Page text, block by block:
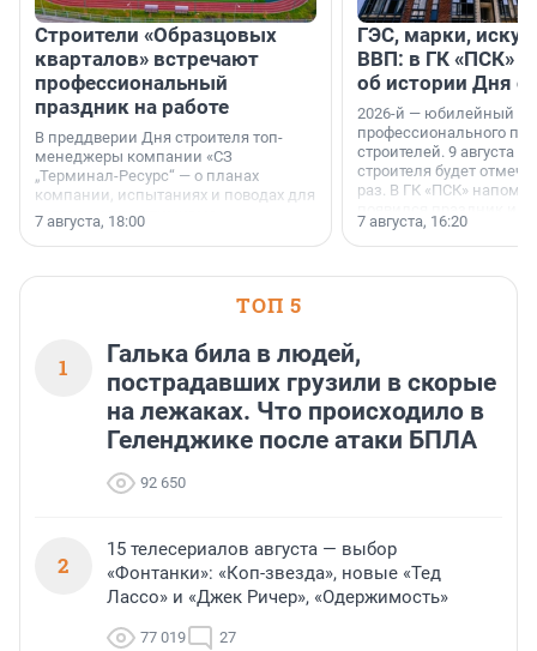
Строители «Образцовых
кварталов» встречают
профессиональный
праздник на работе
В преддверии Дня строителя топ-
менеджеры компании «СЗ
„Терминал-Ресурс“ — о планах
компании, испытаниях и поводах для
осторожного оптимизма.
7 августа, 18:00
ГЭС, марки,
ВВП: в ГК «ПСК»
об истории Дня
2026-й — юбилейный
профессионального
строителей. 9 августа
строителя будет
раз. В ГК «ПСК»
поменялась роль
7 августа, 16:20
ТОП 5
1
Галька била в людей,
пострадавших грузили в скорые
на лежаках. Что происходило в
Геленджике после атаки БПЛА
92 650
2
15 телесериалов августа — выбор
«Фонтанки»: «Коп-звезда», новые «Тед
Лассо» и «Джек Ричер», «Одержимость»
77 019 27